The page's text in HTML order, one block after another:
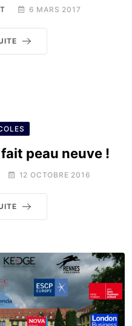
6 MARS 2017
peau neuve !
12 OCTOBRE 2016